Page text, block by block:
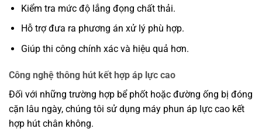
Kiểm tra mức độ lắng đọng chất thải.
Hỗ trợ đưa ra phương án xử lý phù hợp.
Giúp thi công chính xác và hiệu quả hơn.
Công nghệ thông hút kết hợp áp lực cao
Đối với những trường hợp bể phốt hoặc đường ống bị đóng
cặn lâu ngày, chúng tôi sử dụng máy phun áp lực cao kết
hợp hút chân không.